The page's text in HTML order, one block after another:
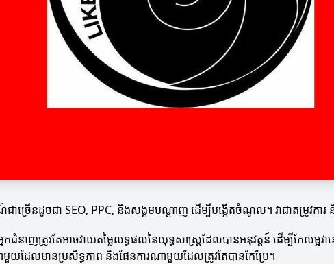
ជាច្រើនដូចជា SEO, PPC, និងសង្គមបណ្ដាញ ដើម្បីបង្កើតចំណូល។ វាជាតម្រូវក
ជំនាញត្រូវតែអាចវាយតម្លៃលទ្ធផលនៃយុទ្ធសាស្ត្រដែលបានអនុវត្តន៍ ដើម្បីកែលម្អ
មួយដែលមានប្រសិទ្ធភាព និងផែនការណាមួយដែលត្រូវតែបានកែប្រែ។